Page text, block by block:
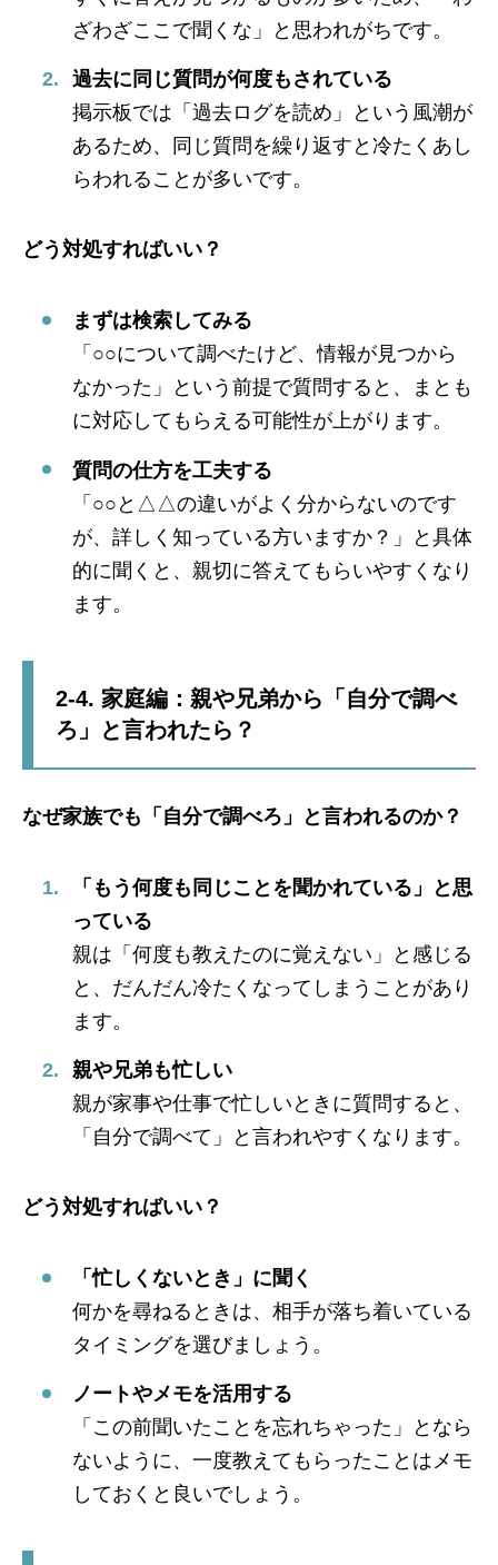
ざわざここで聞くな」と思われがちです。
過去に同じ質問が何度もされている
掲示板では「過去ログを読め」という風潮が
あるため、同じ質問を繰り返すと冷たくあし
らわれることが多いです。
どう対処すればいい？
まずは検索してみる
「○○について調べたけど、情報が見つから
なかった」という前提で質問すると、まとも
に対応してもらえる可能性が上がります。
質問の仕方を工夫する
「○○と△△の違いがよく分からないのです
が、詳しく知っている方いますか？」と具体
的に聞くと、親切に答えてもらいやすくなり
ます。
2-4. 家庭編：親や兄弟から「自分で調べ
ろ」と言われたら？
なぜ家族でも「自分で調べろ」と言われるのか？
「もう何度も同じことを聞かれている」と思
っている
親は「何度も教えたのに覚えない」と感じる
と、だんだん冷たくなってしまうことがあり
ます。
親や兄弟も忙しい
親が家事や仕事で忙しいときに質問すると、
「自分で調べて」と言われやすくなります。
どう対処すればいい？
「忙しくないとき」に聞く
何かを尋ねるときは、相手が落ち着いている
タイミングを選びましょう。
ノートやメモを活用する
「この前聞いたことを忘れちゃった」となら
ないように、一度教えてもらったことはメモ
しておくと良いでしょう。